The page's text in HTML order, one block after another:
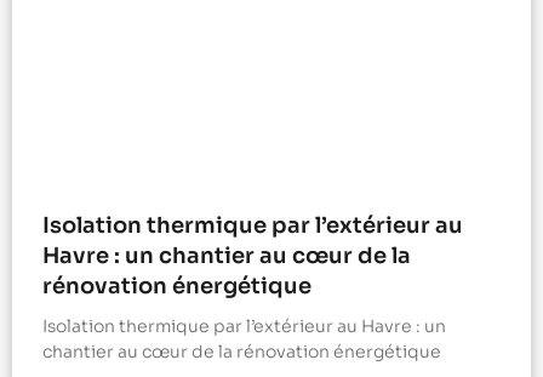
Isolation thermique par l’extérieur au
Havre : un chantier au cœur de la
rénovation énergétique
Isolation thermique par l’extérieur au Havre : un
chantier au cœur de la rénovation énergétique